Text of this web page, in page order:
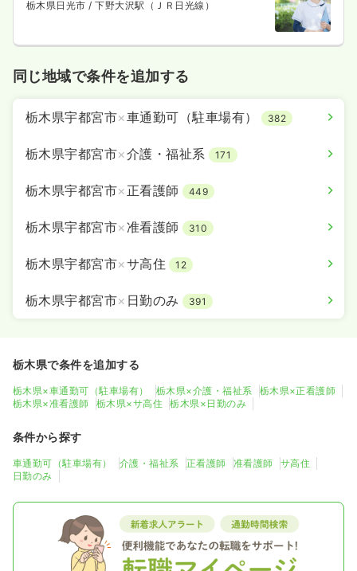
栃木県日光市 / 下野大沢駅（ＪＲ日光線）
同じ地域で条件を追加する
栃木県宇都宮市×車通勤可（駐車場有） 382
栃木県宇都宮市×介護・福祉系 171
栃木県宇都宮市× 正看護師 449
栃木県宇都宮市×准看護師 310
栃木県宇都宮市×サ高住 12
栃木県宇都宮市× 日勤のみ 391
栃木県で条件を追加する
栃木県×車通勤可（駐車場有） 栃木県×介護・福祉系
栃木県×正看護師
栃木県×准看護師
栃木県×サ高住 栃木県×日勤のみ
条件から探す
車通勤可（駐車場有） 介護・福祉系 正看護師 准看護師
サ高住
日勤のみ